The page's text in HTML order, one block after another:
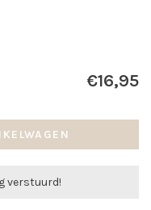
€16,95
verstuurd!